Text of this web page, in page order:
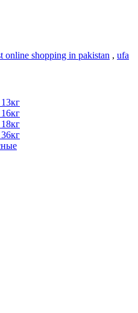
online shopping in pakistan , ufa